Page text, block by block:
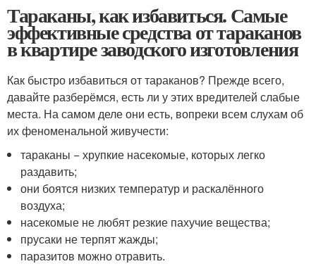
Тараканы, как избавиться. Самые
эффективные средства от тараканов
в квартире заводского изготовления
Как быстро избавиться от тараканов? Прежде всего,
давайте разберёмся, есть ли у этих вредителей слабые
места. На самом деле они есть, вопреки всем слухам об
их феноменальной живучести:
тараканы − хрупкие насекомые, которых легко
раздавить;
они боятся низких температур и раскалённого
воздуха;
насекомые не любят резкие пахучие вещества;
прусаки не терпят жажды;
паразитов можно отравить.